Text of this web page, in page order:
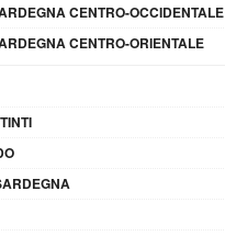
CENTRO-OCCIDENTALE
CENTRO-ORIENTALE